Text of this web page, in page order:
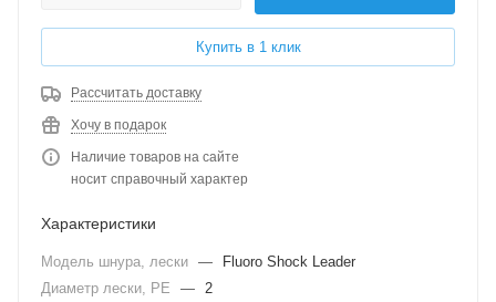
Купить в 1 клик
Рассчитать доставку
Хочу в подарок
Наличие товаров на сайте
носит справочный характер
Характеристики
Модель шнура, лески —
Fluoro Shock Leader
Диаметр лески, PE
— 2